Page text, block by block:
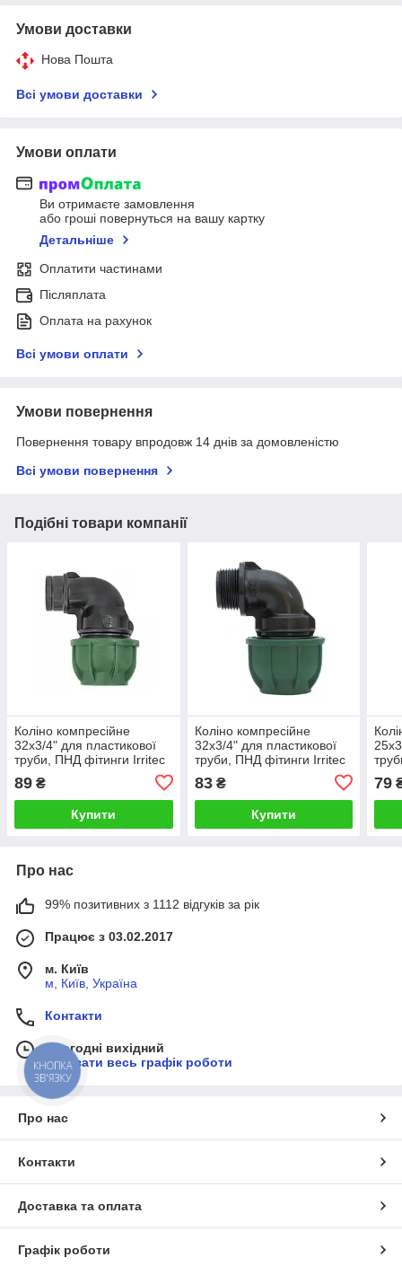
Умови доставки
Нова Пошта
Всі умови доставки
Умови оплати
Ви отримаєте замовлення
або гроші повернуться на вашу картку
Детальніше
Оплатити частинами
Післяплата
Оплата на рахунок
Всі умови оплати
Умови повернення
Повернення товару впродовж 14 днів за домовленістю
Всі умови повернення
Подібні товари компанії
Коліно компресійне
32х3/4" для пластикової
труби, ПНД фітинги Irritec
89 ₴
Купити
Коліно компресійне
32х3/4" для пластикової
труби, ПНД фітинги Irritec
83₴
Купити
79
Про нас
99% позитивних з 1112 відгуків за рік
Працює з 03.02.2017
м. Київ
м, Київ, Україна
Контакти
Сьогодні вихідний
Показати весь графік роботи
Про нас
Контакти
Доставка та оплата
Графік роботи
КНОПКА
ЗВ'ЯЗКУ